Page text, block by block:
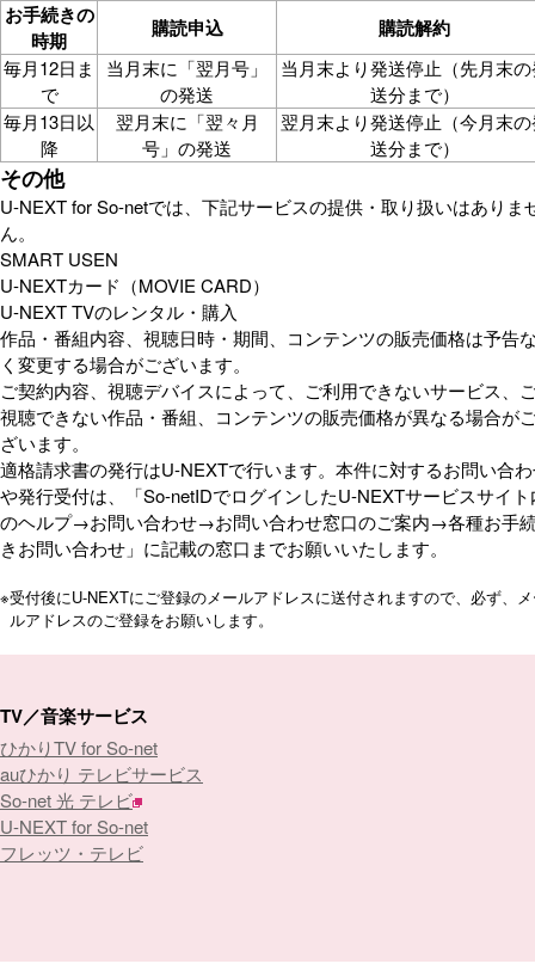
お手続きの
時期
購読申込 購読解約
毎月12日ま
で
当月末に「翌月号」
の発送
当月末より発送停止（先月末
送分まで）
毎月13日以
降
翌月末に「翌々月
号」の発送
翌月末より発送停止（今月末
送分まで）
その他
U-NEXT for So-netでは、下記サービスの提供・取り扱いはありま
ん。
SMART USEN
U-NEXTカード（MOVIE CARD）
U-NEXT TVのレンタル・購入
作品・番組内容、視聴日時・期間、コンテンツの販売価格は予告
く変更する場合がございます。
ご契約内容、視聴デバイスによって、ご利用できないサービス、
視聴できない作品・番組、コンテンツの販売価格が異なる場合が
ざいます。
適格請求書の発行はU-NEXTで行います。本件に対するお問い合
や発行受付は、「So-netIDでログインしたU-NEXTサービスサイト
のヘルプ→お問い合わせ→お問い合わせ窓口のご案内→各種お手
きお問い合わせ」に記載の窓口までお願いいたします。
※受付後にU-NEXTにご登録のメールアドレスに送付されますので、必ず、
ルアドレスのご登録をお願いします。
TV／音楽サービス
ひかりTV for So-net
auひかり テレビサービス
So-net 光 テレビ
U-NEXT for So-net
フレッツ・テレビ